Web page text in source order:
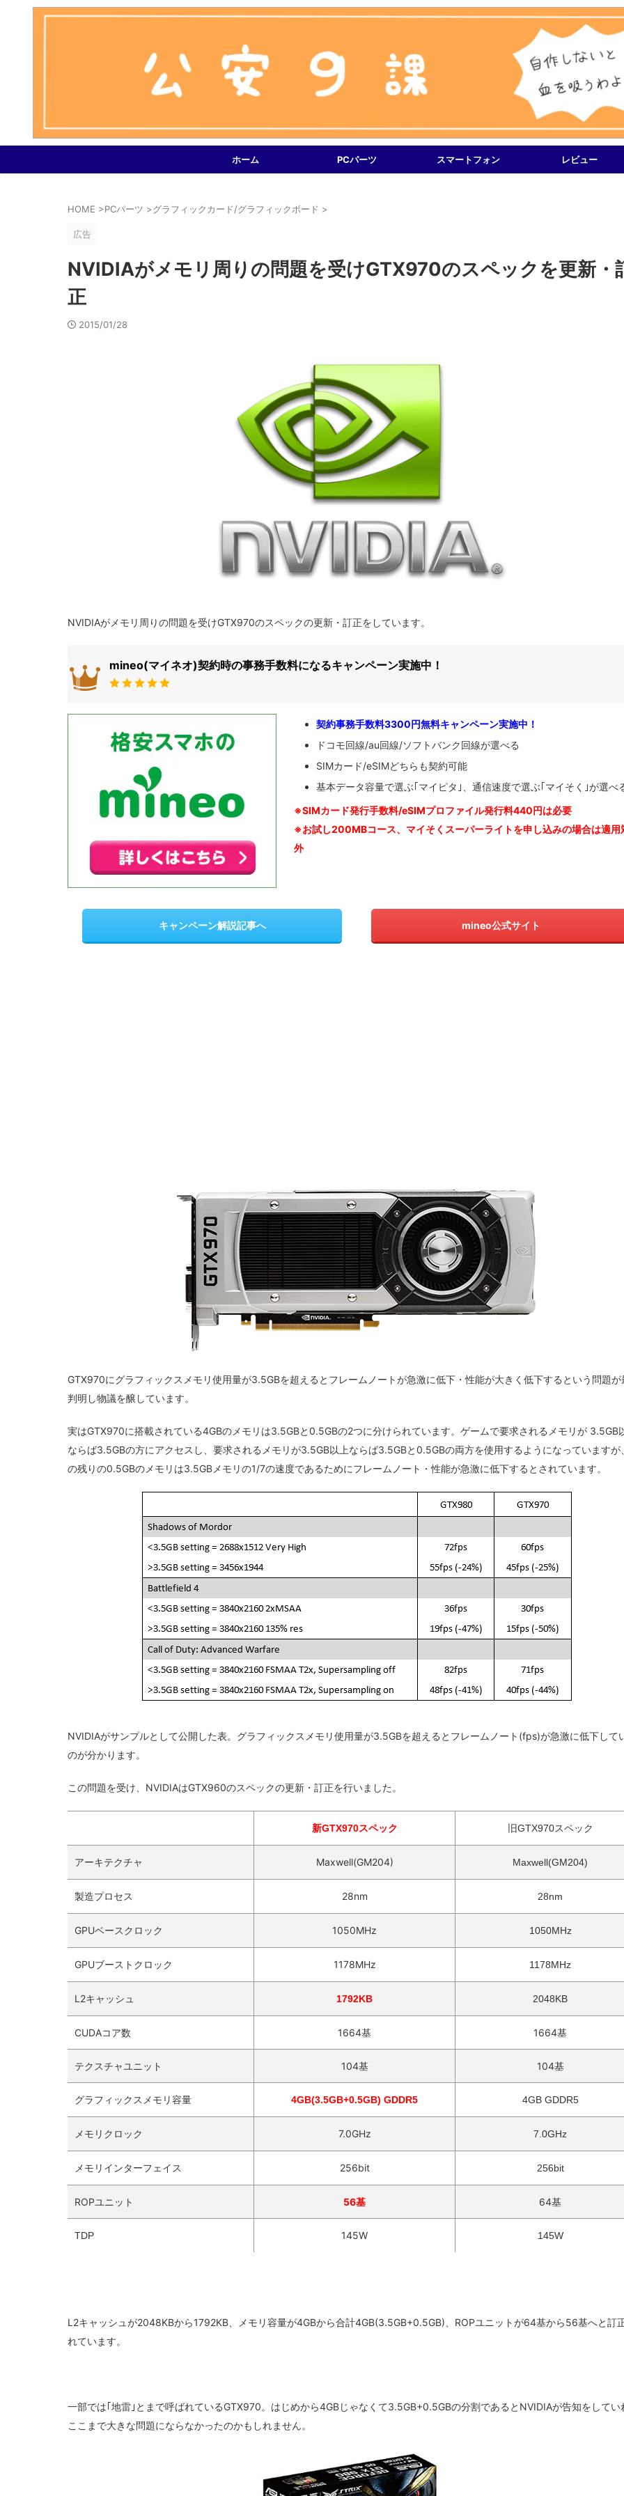
ホーム PCパーツ スマートフォン レビュー
HOME >PCパーツ >グラフィックカード/グラフィックボード >
広告
NVIDIAがメモリ周りの問題を受けGTX970のスペックを更新・
正
2015/01/28
NVIDIAがメモリ周りの問題を受けGTX970のスペックの更新・訂正をしています。
mineo(マイネオ)契約時の事務手数料になるキャンペーン実施中！
契約事務手数料3300円無料キャンペーン実施中！
ドコモ回線/au回線/ソフトバンク回線が選べる
SIMカード/eSIMどちらも契約可能
基本データ容量で選ぶ｢マイピタ｣、通信速度で選ぶ｢マイそく｣が選べ
※SIMカード発行手数料/eSIMプロファイル発行料440円は必要
※お試し200MBコース、マイそくスーパーライトを申し込みの場合は適用
外
キャンペーン解説記事へ mineo公式サイト
GTX970にグラフィックスメモリ使用量が3.5GBを超えるとフレームノートが急激に低下・性能が大きく低下するという問題が
判明し物議を醸しています。
実はGTX970に搭載されている4GBのメモリは3.5GBと0.5GBの2つに分けられています。ゲームで要求されるメモリが 3.5GB
ならば3.5GBの方にアクセスし、要求されるメモリが3.5GB以上ならば3.5GBと0.5GBの両方を使用するようになっていますが
の残りの0.5GBのメモリは3.5GBメモリの1/7の速度であるためにフレームノート・性能が急激に低下するとされています。
NVIDIAがサンプルとして公開した表。グラフィックスメモリ使用量が3.5GBを超えるとフレームノート(fps)が急激に低下して
のが分かります。
この問題を受け、NVIDIAはGTX960のスペックの更新・訂正を行いました。
新GTX970スペック 旧GTX970スペック
アーキテクチャ Maxwell(GM204) Maxwell(GM204)
製造プロセス 28nm 28nm
GPUベースクロック 1050MHz 1050MHz
GPUブーストクロック 1178MHz 1178MHz
L2キャッシュ 1792KB 2048KB
CUDAコア数 1664基 1664基
テクスチャユニット 104基 104基
グラフィックスメモリ容量 4GB(3.5GB+0.5GB) GDDR5 4GB GDDR5
メモリクロック 7.0GHz 7.0GHz
メモリインターフェイス 256bit 256bit
ROPユニット 56基 64基
TDP 145W 145W
L2キャッシュが2048KBから1792KB、メモリ容量が4GBから合計4GB(3.5GB+0.5GB)、ROPユニットが64基から56基へと訂
れています。
一部では｢地雷｣とまで呼ばれているGTX970。はじめから4GBじゃなくて3.5GB+0.5GBの分割であるとNVIDIAが告知をしてい
ここまで大きな問題にならなかったのかもしれません。